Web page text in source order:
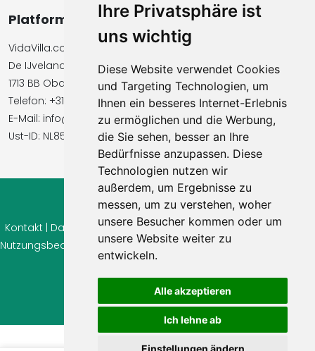
Ihre Privatsphäre ist
uns wichtig
Diese Website verwendet Cookies
und Targeting Technologien, um
Ihnen ein besseres Internet-Erlebnis
zu ermöglichen und die Werbung,
die Sie sehen, besser an Ihre
Bedürfnisse anzupassen. Diese
Technologien nutzen wir
außerdem, um Ergebnisse zu
messen, um zu verstehen, woher
unsere Besucher kommen oder um
unsere Website weiter zu
entwickeln.
Alle akzeptieren
Ich lehne ab
Einstellungen ändern
Platformbetreiber
VidaVilla.com BV
De IJvelandssloot 20
1713 BB Obdam, Niederlande
Telefon: +31854016545
E-Mail: info@vidavilla.com
Ust-ID: NL855781919B01
© 2026 Ferienhaus-Tirol.eu
Kontakt Datenschutz|Cookie Einstellungen|Widerrufsrecht
Nutzungsbedingungen|Impressum |Information Bewertungen